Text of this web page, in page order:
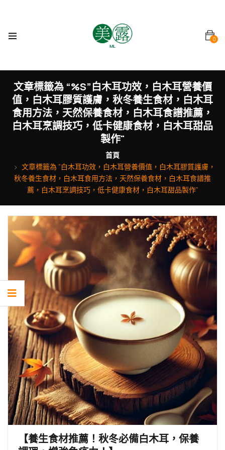
0
文章標籤為 “%s”白木耳功效，白木耳營養價
值，白木耳膠質護膚，秋冬養生食材，白木耳
食用方法，天然保養食材，白木耳食譜推薦，
白木耳烹調技巧，低卡健康食材，白木耳甜品
製作"
首頁
文章標籤為 “白木耳功效，白木耳營養價值，白木耳膠質護膚，
秋冬養生食材，白木耳食用方法，天然保養食材，白木耳食譜推
薦，白木耳烹調技巧，低卡健康食材，白木耳甜品製作”
【養生食材推薦！秋冬必備白木耳，保養